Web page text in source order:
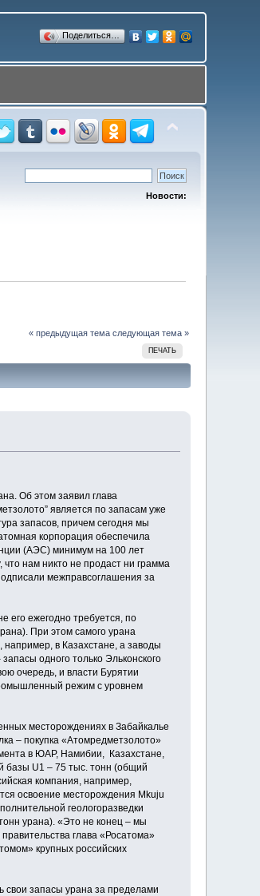
Поделиться…
Новости:
« предыдущая тема следующая тема »
ПЕЧАТЬ
Об этом заявил глава
является по запасам уже
запасов, причем сегодня мы
корпорация обеспечила
(АЭС) минимум на 100 лет
нам никто не продаст ни грамма
межправсоглашения за
его ежегодно требуется, по
При этом самого урана
например, в Казахстане, а заводы
одного только Эльконского
очередь, и власти Бурятии
режим с уровнем
месторождениях в Забайкалье
– покупка «Атомредметзолото»
в ЮАР, Намибии, Казахстане,
базы U1 – 75 тыс. тонн (общий
компания, например,
освоение месторождения Mkuju
геологоразведки
урана). «Это не конец – мы
глава «Росатома»
крупных российских
свои запасы урана за пределами